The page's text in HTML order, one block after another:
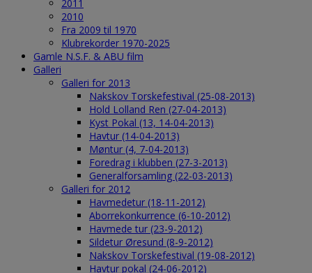
2011
2010
Fra 2009 til 1970
Klubrekorder 1970-2025
Gamle N.S.F. & ABU film
Galleri
Galleri for 2013
Nakskov Torskefestival (25-08-2013)
Hold Lolland Ren (27-04-2013)
Kyst Pokal (13, 14-04-2013)
Havtur (14-04-2013)
Møntur (4, 7-04-2013)
Foredrag i klubben (27-3-2013)
Generalforsamling (22-03-2013)
Galleri for 2012
Havmedetur (18-11-2012)
Aborrekonkurrence (6-10-2012)
Havmede tur (23-9-2012)
Sildetur Øresund (8-9-2012)
Nakskov Torskefestival (19-08-2012)
Havtur pokal (24-06-2012)